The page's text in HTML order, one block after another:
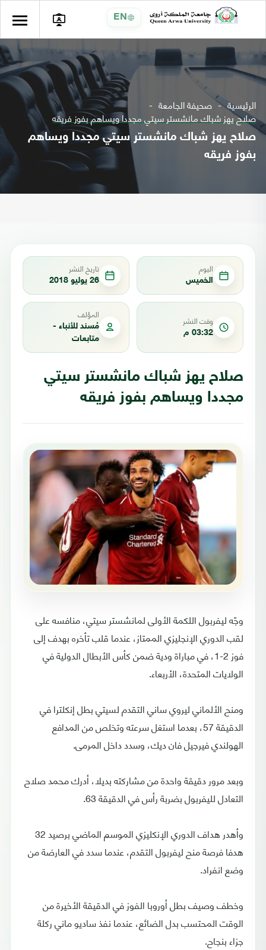
EN
الرئيسية صحيفة الجامعة
صلاح يهز شباك مانشستر سيتي مجددا ويساهم بفوز فريقه
صلاح يهز شباك مانشستر سيتي مجددا ويساهم
بفوز فريقه
اليوم
الخميس
تاريخ النشر
26 يوليو 2018
وقت النشر
03:32 م
المؤلف
مُسند للأنباء -
متابعات
صلاح يهز شباك مانشستر سيتي
مجددا ويساهم بفوز فريقه
وجّه ليفربول اللكمة الأولى لمانشستر سيتي، منافسه على
لقب الدوري الإنجليزي الممتاز، عندما قلب تأخره بهدف إلى
فوز 2-1، في مباراة ودية ضمن كأس الأبطال الدولية في
الولايات المتحدة، الأربعاء.
ومنح الألماني ليروي ساني التقدم لسيتي بطل إنكلترا في
الدقيقة 57، بعدما استغل سرعته وتخلص من المدافع
الهولندي فيرجيل فان ديك، وسدد داخل المرمى.
وبعد مرور دقيقة واحدة من مشاركته بديلا، أدرك محمد صلاح
التعادل لليفربول بضربة رأس في الدقيقة 63.
وأهدر هداف الدوري الإنكليزي الموسم الماضي برصيد 32
هدفا فرصة منح ليفربول التقدم، عندما سدد في العارضة من
وضع انفراد.
وخطف وصيف بطل أوروبا الفوز في الدقيقة الأخيرة من
الوقت المحتسب بدل الضائع، عندما نفذ ساديو ماني ركلة
جزاء بنجاح.